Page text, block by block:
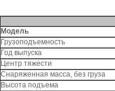
Модель
Грузоподъемность
Год выпуска
Центр тяжести
Снаряженная масса, без груза
Высота подъема